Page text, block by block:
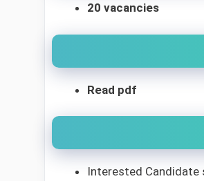
20 vacancies
Read pdf
Interested Candidate